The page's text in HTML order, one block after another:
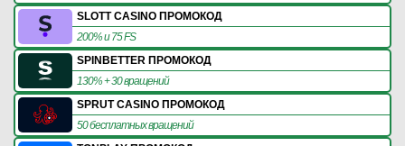
SLOTT CASINO ПРОМОКОД
200% и 75 FS
SPINBETTER ПРОМОКОД
130% + 30 вращений
SPRUT CASINO ПРОМОКОД
50 бесплатных вращений